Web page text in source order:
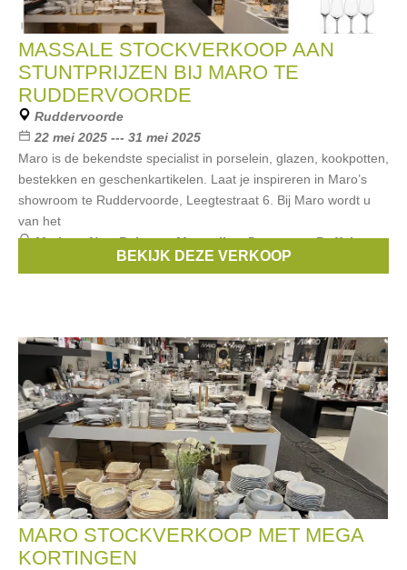
MASSALE STOCKVERKOOP AAN
STUNTPRIJZEN BIJ MARO TE
RUDDERVOORDE
Ruddervoorde
22 mei 2025 --- 31 mei 2025
Maro is de bekendste specialist in porselein, glazen, kookpotten,
bestekken en geschenkartikelen. Laat je inspireren in Maro’s
showroom te Ruddervoorde, Leegtestraat 6. Bij Maro wordt u
van het
Merken:New Balance,Monnalisa,Demeyere,Buffalo,
, ...
BEKIJK DEZE VERKOOP
MARO STOCKVERKOOP MET MEGA
KORTINGEN